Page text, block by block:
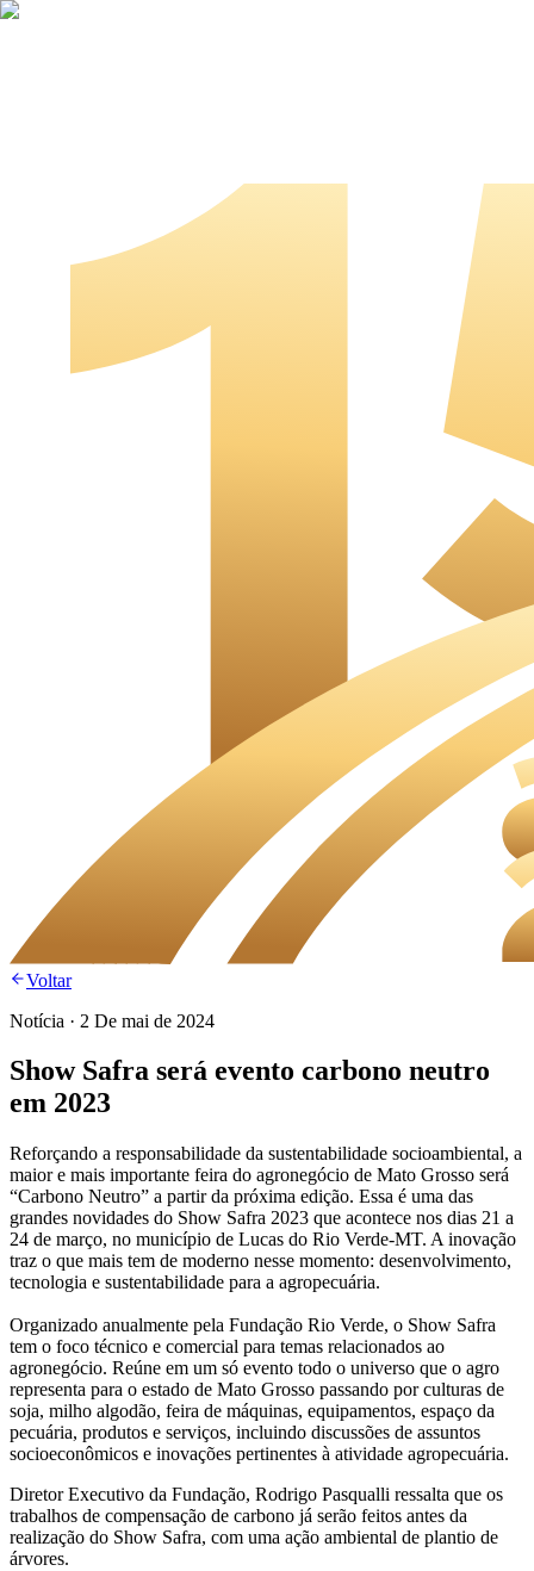
Voltar
Notícia · 2 De mai de 2024
Show Safra será evento carbono neutro
em 2023
Reforçando a responsabilidade da sustentabilidade socioambiental, a
maior e mais importante feira do agronegócio de Mato Grosso será
“Carbono Neutro” a partir da próxima edição. Essa é uma das
grandes novidades do Show Safra 2023 que acontece nos dias 21 a
24 de março, no município de Lucas do Rio Verde-MT. A inovação
traz o que mais tem de moderno nesse momento: desenvolvimento,
tecnologia e sustentabilidade para a agropecuária.
Organizado anualmente pela Fundação Rio Verde, o Show Safra
tem o foco técnico e comercial para temas relacionados ao
agronegócio. Reúne em um só evento todo o universo que o agro
representa para o estado de Mato Grosso passando por culturas de
soja, milho algodão, feira de máquinas, equipamentos, espaço da
pecuária, produtos e serviços, incluindo discussões de assuntos
socioeconômicos e inovações pertinentes à atividade agropecuária.
Diretor Executivo da Fundação, Rodrigo Pasqualli ressalta que os
trabalhos de compensação de carbono já serão feitos antes da
realização do Show Safra, com uma ação ambiental de plantio de
árvores.